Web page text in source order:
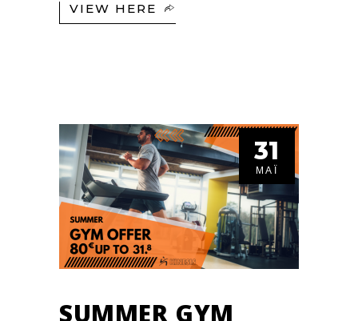
VIEW HERE
31
ΜΆΙ
SUMMER GYM